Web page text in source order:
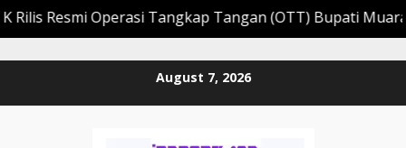
Operasi Tangkap Tangan (OTT) Bupati Muara Enim
August 7, 2026